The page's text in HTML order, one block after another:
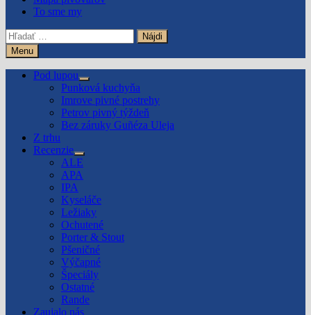
To sme my
Hľadať:
Menu
Pod lupou
Show
sub
menu
Punková kuchyňa
Imrove pivné postrehy
Petrov pivný týždeň
Bez záruky Guñéza Uleja
Z trhu
Recenzie
Show
sub
menu
ALE
APA
IPA
Kyseláče
Ležiaky
Ochutené
Porter & Stout
Pšeničné
Výčapné
Špeciály
Ostatné
Rande
Zaujalo nás